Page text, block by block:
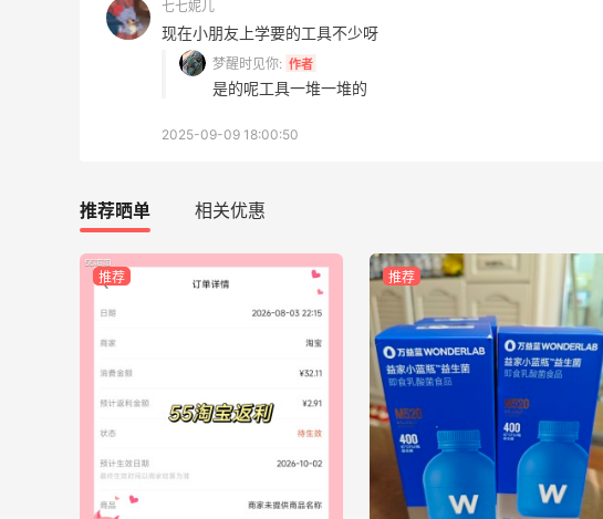
七七妮儿
现在小朋友上学要的工具不少呀
梦醒时见你: 作者
是的呢工具一堆一堆的
2025-09-09 18:00:50
推荐晒单 相关优惠
推荐 推荐
08月06日
Bobbi Brown美网2026黑五海淘活动什
么时候开始？
08月06日
碳水快乐｜童年回忆李先生牛肉面🍜
3
户外运动防-晒｜蜜丝婷开挂摇摇乐实测
08月06日